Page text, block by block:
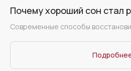
Почему хороший сон стал
Cовременные способы